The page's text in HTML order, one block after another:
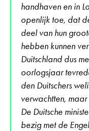
handhaven en in
openlijk toe, dat
deel van hun
hebben kunnen
Duitschland dus
oorlogsjaar
den Duitschers
verwachtten,
De Duitsche
bezig met de